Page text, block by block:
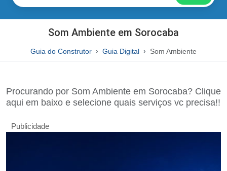
Som Ambiente em Sorocaba
Guia do Construtor Guia Digital Som Ambiente
Procurando por Som Ambiente em Sorocaba? Clique
aqui em baixo e selecione quais serviços vc precisa!!
Publicidade